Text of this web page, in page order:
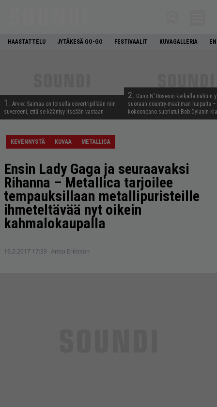
HAASTATTELU JYTÄKESÄ GO-GO FESTIVAALIT KUVAGALLERIA
1. Arvio: Saimaa on toisella covertripillään niin
suvereeni, että se kääntyy itseään vastaan
2. Guns N’ Rosesin keikalla nähtiin
suoraan country-maailman huipulta
kokoonpano suoriutui Bob Dylanin
KEVENNYSTÄ KUVAA METALLICA
Ensin Lady Gaga ja seuraavaksi
Rihanna – Metallica tarjoilee
tempauksillaan metallipuristeille
ihmeteltävää nyt oikein
kahmalokaupalla
19.2.2017 17:39 Anssi Eriksson